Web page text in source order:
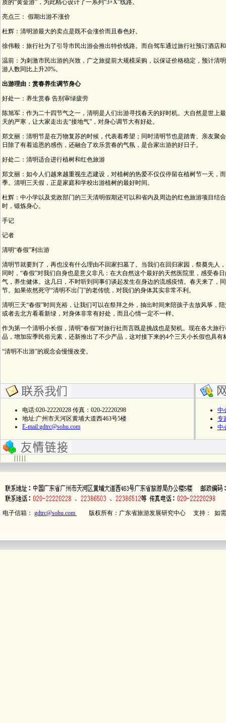
质的“黄金游”，为此精心设计了一系列“3+X”线路。
亮点三： 假期出游不涨价
杜辉：清明游最大的卖点是既不会涨价而且春色好。
徐伟毅：旅行社为了引导市民出游会推出特价线路。而自驾车通过旅行社预订酒店
温前：为刺激市民出游的兴致，广之旅提前大规模采购，以保证价格稳定，预计清
游人数同比上升20%。
出游理由：赏春养生调节身心
好处一：养生赏春 告别审绿疲劳
陈旭军：作为二十四节气之一，清明是人们出游寻找春天的好时机。大自然是世上
天的严寒，让大家走出去“接地气”，对身心调节大有好处。
郑文丽：清明节是在万物复苏的时候，代表着希望；同时清明节也是踏青、亲友聚
日除了有着追恩的感伤，还融合了欢乐赏春的气氛，是合家出游的好日子。
好处二：清明适合进行植树和红色旅游
郑文丽：如今人们越来越重视生态建设，对植树的热爱不仅仅停留在植树节一天，
季。清明三天假，正是家庭和学校出游植树的最好时间。
杜辉：中小学以及党政部门的三天清明假期还可以和省内及周边的红色旅游项目结
时，锻炼身心。
手记
记者
清明“春假”利出游
清明节就要到了，再也没有什么理由不回家扫墓了。当我们在回归家园，祭奠先人
同时，“春假”对我们自身也是意义非凡：在大自然这个最好的天然医院里，感受春
气，养生健体。这几日，不时听到同事们谈起发生在身边的流感疫情。春天来了，
节。如果依然死守“清明不出门”的老传统，对我们的身体其实非常不利。
清明三天“春假”时间充裕，让我们可以在祭拜之外，抽出时间来陪孩子去放风筝，
或者去北方看看新绿，对身体非常有好处，而且心情一定不一样。
作为第一个清明小长假，清明“春假”对旅行社而言既是挑战也是契机。现在各大旅
品，增加应季民俗元素，还新推出了不少产品，这对接下来的4个三天小长假也具有
“清明不出游”的观念会慢慢改变。
电话:020-22220228 传真：020-22220298
地址:广州市天河区黄埔大道西463号5楼
E-mail:gdtrc@sohu.com
中
专
中
电子信箱： gdtrc@sohu.com 版权所有：广东省旅游发展研究中心 支持： 如需